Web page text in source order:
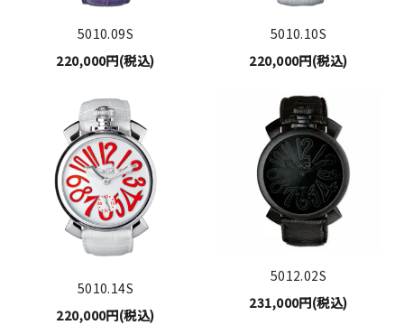
5010.09S
220,000円(税込)
5010.10S
220,000円(税込)
5010.14S
220,000円(税込)
5012.02S
231,000円(税込)